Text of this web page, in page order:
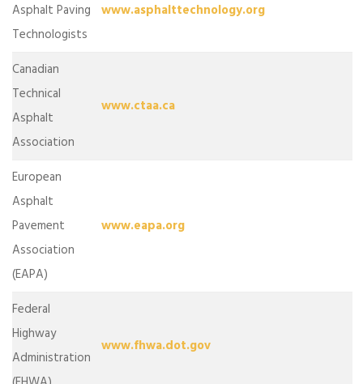
Asphalt Paving
Technologists
www.asphalttechnology.org
Canadian
Technical
Asphalt
Association
www.ctaa.ca
European
Asphalt
Pavement
Association
(EAPA)
www.eapa.org
Federal
Highway
Administration
www.fhwa.dot.gov